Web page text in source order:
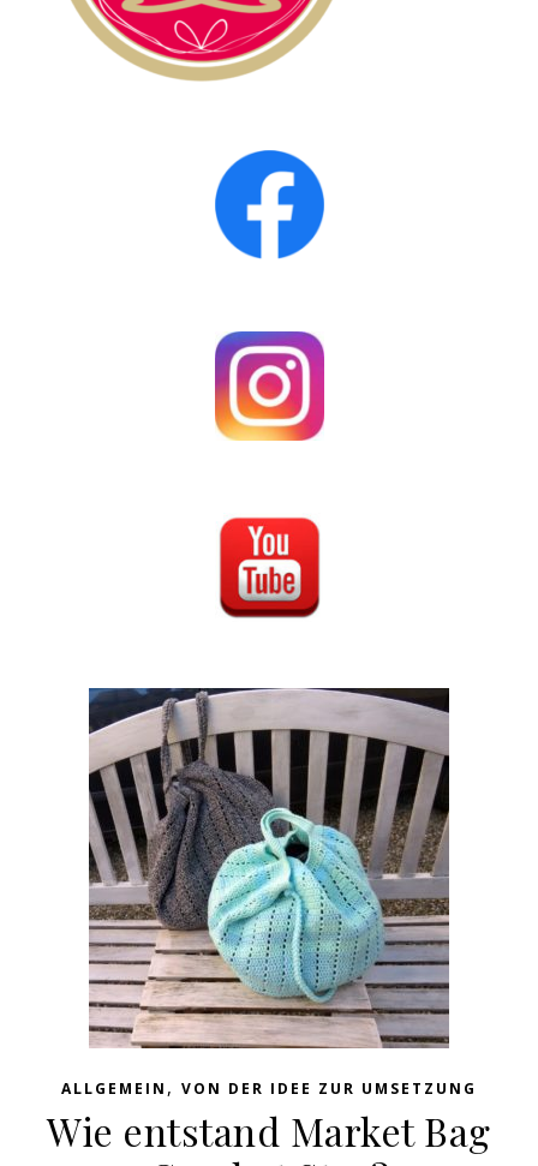
ALLGEMEIN , VON DER IDEE ZUR UMSETZUNG
Wie entstand Market Bag